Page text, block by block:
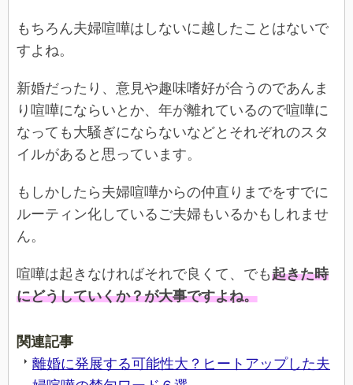
もちろん夫婦喧嘩はしないに越したことはないで
すよね。
新婚だったり、意見や趣味嗜好が合うのであんま
り喧嘩にならいとか、年が離れているので喧嘩に
なっても大騒ぎにならないなどとそれぞれのスタ
イルがあると思っています。
もしかしたら夫婦喧嘩からの仲直りまでをすでに
ルーティン化しているご夫婦もいるかもしれませ
ん。
喧嘩は起きなければそれで良くて、でも起きた時
にどうしていくか？が大事ですよね。
関連記事
離婚に発展する可能性大？ヒートアップした夫